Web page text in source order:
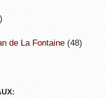
de La Fontaine(48)